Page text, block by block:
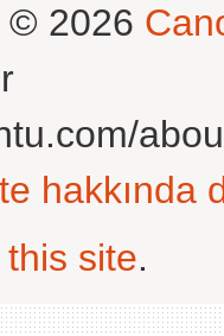
© 2026
hakkında
site.